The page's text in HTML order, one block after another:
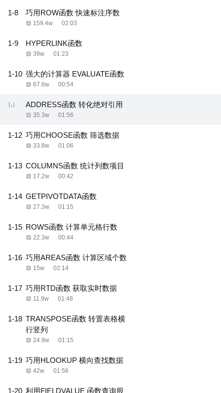
1-8 巧用ROW函数 快速标注序数
159.4w 02:03
1-9 HYPERLINK函数
39w 01:23
1-10 强大的计算器 EVALUATE函数
67.6w 00:54
ADDRESS函数 转化绝对引用
35.3w 01:56
1-12 巧用CHOOSE函数 筛选数据
33.8w 01:06
1-13 COLUMNS函数 统计列数项目
17.2w 00:42
1-14 GETPIVOTDATA函数
27.3w 01:15
1-15 ROWS函数 计算单元格行数
22.3w 00:44
1-16 巧用AREAS函数 计算区域个数
15w 02:14
1-17 巧用RTD函数 获取实时数据
11.9w 01:48
1-18 TRANSPOSE函数 转置表格横
行竖列
24.9w 01:15
1-19 巧用HLOOKUP 横向查找数据
42w 01:56
1-20 利用FIELDVALUE 函数查询股